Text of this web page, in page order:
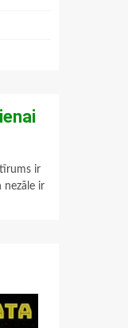
tīrums ir
nezāle ir